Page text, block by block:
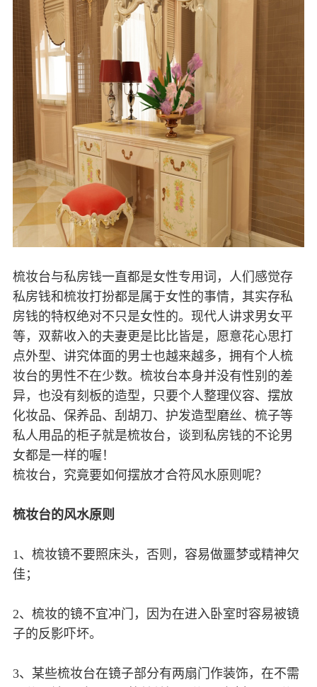
梳妆台与私房钱一直都是女性专用词，人们感觉存
私房钱和梳妆打扮都是属于女性的事情，其实存私
房钱的特权绝对不只是女性的。现代人讲求男女平
等，双薪收入的夫妻更是比比皆是，愿意花心思打
点外型、讲究体面的男士也越来越多，拥有个人梳
妆台的男性不在少数。梳妆台本身并没有性别的差
异，也没有刻板的造型，只要个人整理仪容、摆放
化妆品、保养品、刮胡刀、护发造型磨丝、梳子等
私人用品的柜子就是梳妆台，谈到私房钱的不论男
女都是一样的喔！
梳妆台，究竟要如何摆放才合符风水原则呢？
梳妆台的风水原则
1、梳妆镜不要照床头，否则，容易做噩梦或精神欠
佳；
2、梳妆的镜不宜冲门，因为在进入卧室时容易被镜
子的反影吓坏。
3、某些梳妆台在镜子部分有两扇门作装饰，在不需